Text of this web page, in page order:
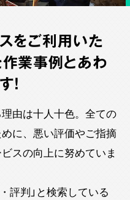
をご利用いた
作業事例とあわ
由は十人十色。全ての
に、悪い評価やご指摘
スの向上に努めていま
評判」と検索している